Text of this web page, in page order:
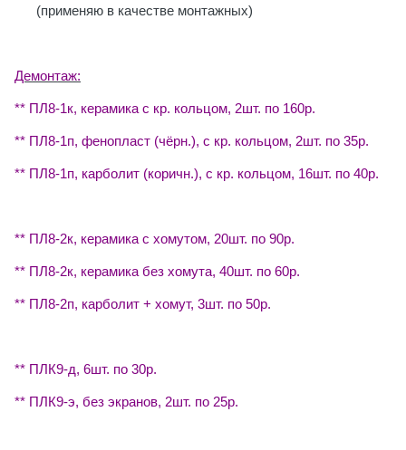
(применяю в качестве монтажных)
Демонтаж:
** ПЛ8-1к, керамика с кр. кольцом, 2шт. по 160р.
** ПЛ8-1п, фенопласт (чёрн.), с кр. кольцом, 2шт. по 35р.
** ПЛ8-1п, карболит (коричн.), с кр. кольцом, 16шт. по 40р.
** ПЛ8-2к, керамика с хомутом, 20шт. по 90р.
** ПЛ8-2к, керамика без хомута, 40шт. по 60р.
** ПЛ8-2п, карболит + хомут, 3шт. по 50р.
** ПЛК9-д, 6шт. по 30р.
** ПЛК9-э, без экранов, 2шт. по 25р.